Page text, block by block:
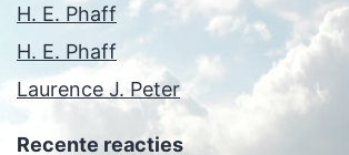
H. E. Phaff
H. E. Phaff
Laurence J. Peter
Recente reacties